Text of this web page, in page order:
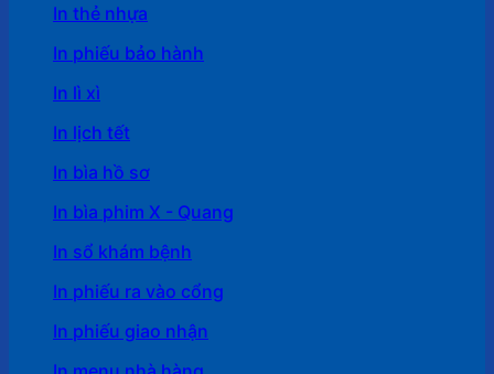
In thẻ nhựa
In phiếu bảo hành
In lì xì
In lịch tết
In bìa hồ sơ
In bìa phim X - Quang
In sổ khám bệnh
In phiếu ra vào cổng
In phiếu giao nhận